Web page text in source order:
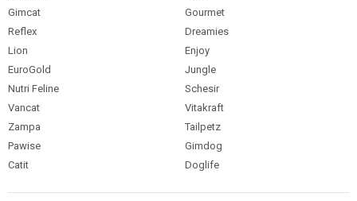
Kedi Maması
Paket Boyutu
Kedi Irk Özelliği Tümüne Uygun
Gimcat
Gourmet
Reflex
Dreamies
Lion
Enjoy
EuroGold
Jungle
Nutri Feline
Schesir
Vancat
Vitakraft
Zampa
Tailpetz
Pawise
Gimdog
Catit
Doglife